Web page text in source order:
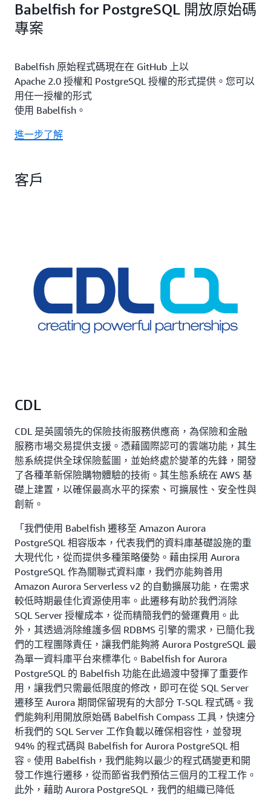
Babelfish for PostgreSQL 開放原始碼
專案
Babelfish 原始程式碼現在在 GitHub 上以
Apache 2.0 授權和 PostgreSQL 授權的形式提供。您可以
用任一授權的形式
使用 Babelfish。
進一步了解
客戶
CDL
CDL 是英國領先的保險技術服務供應商，為保險和金融
服務市場交易提供支援。憑藉國際認可的雲端功能，其生
態系統提供全球保險藍圖，並始終處於變革的先鋒，開發
了各種革新保險購物體驗的技術。其生態系統在 AWS 基
礎上建置，以確保最高水平的探索、可擴展性、安全性與
創新。
「我們使用 Babelfish 遷移至 Amazon Aurora
PostgreSQL 相容版本，代表我們的資料庫基礎設施的重
大現代化，從而提供多種策略優勢。藉由採用 Aurora
PostgreSQL 作為關聯式資料庫，我們亦能夠善用
Amazon Aurora Serverless v2 的自動擴展功能，在需求
較低時期最佳化資源使用率。此遷移有助於我們消除
SQL Server 授權成本，從而精簡我們的營運費用。此
外，其透過消除維護多個 RDBMS 引擎的需求，已簡化我
們的工程團隊責任，讓我們能夠將 Aurora PostgreSQL 最
為單一資料庫平台來標準化。Babelfish for Aurora
PostgreSQL 的 Babelfish 功能在此過渡中發揮了重要作
用，讓我們只需最低限度的修改，即可在從 SQL Server
遷移至 Aurora 期間保留現有的大部分 T-SQL 程式碼。我
們能夠利用開放原始碼 Babelfish Compass 工具，快速分
析我們的 SQL Server 工作負載以確保相容性，並發現
94% 的程式碼與 Babelfish for Aurora PostgreSQL 相
容。使用 Babelfish，我們能夠以最少的程式碼變更和開
發工作進行遷移，從而節省我們預估三個月的工程工作。
此外，藉助 Aurora PostgreSQL，我們的組織已降低